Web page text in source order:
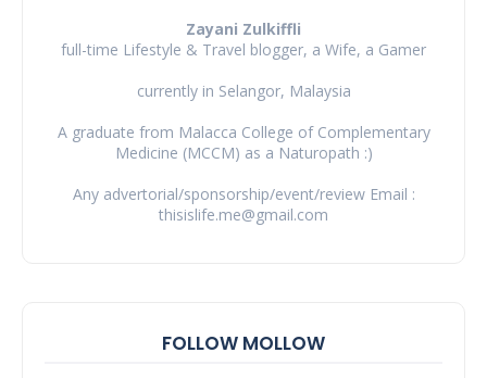
Zayani Zulkiffli
full-time Lifestyle & Travel blogger, a Wife, a Gamer
currently in Selangor, Malaysia
A graduate from Malacca College of Complementary
Medicine (MCCM) as a Naturopath :)
Any advertorial/sponsorship/event/review Email :
thisislife.me@gmail.com
FOLLOW MOLLOW